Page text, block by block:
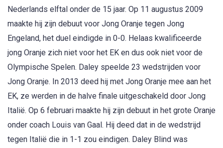
Nederlands elftal onder de 15 jaar. Op 11 augustus 2009
maakte hij zijn debuut voor Jong Oranje tegen Jong
Engeland, het duel eindigde in 0-0. Helaas kwalificeerde
jong Oranje zich niet voor het EK en dus ook niet voor de
Olympische Spelen. Daley speelde 23 wedstrijden voor
Jong Oranje. In 2013 deed hij met Jong Oranje mee aan het
EK, ze werden in de halve finale uitgeschakeld door Jong
Italië. Op 6 februari maakte hij zijn debuut in het grote Oranje
onder coach Louis van Gaal. Hij deed dat in de wedstrijd
tegen Italië die in 1-1 zou eindigen. Daley Blind was